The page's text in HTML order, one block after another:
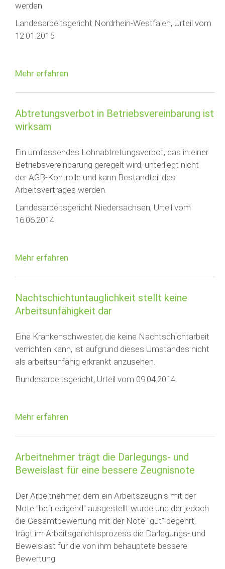
werden.
Landesarbeitsgericht Nordrhein-Westfalen, Urteil vom
12.01.2015
Mehr erfahren
Abtretungsverbot in Betriebsvereinbarung ist
wirksam
Ein umfassendes Lohnabtretungsverbot, das in einer
Betriebsvereinbarung geregelt wird, unterliegt nicht
der AGB-Kontrolle und kann Bestandteil des
Arbeitsvertrages werden.
Landesarbeitsgericht Niedersachsen, Urteil vom
16.06.2014
Mehr erfahren
Nachtschichtuntauglichkeit stellt keine
Arbeitsunfähigkeit dar
Eine Krankenschwester, die keine Nachtschichtarbeit
verrichten kann, ist aufgrund dieses Umstandes nicht
als arbeitsunfähig erkrankt anzusehen.
Bundesarbeitsgericht, Urteil vom 09.04.2014
Mehr erfahren
Arbeitnehmer trägt die Darlegungs- und
Beweislast für eine bessere Zeugnisnote
Der Arbeitnehmer, dem ein Arbeitszeugnis mit der
Note ''befriedigend'' ausgestellt wurde und der jedoch
die Gesamtbewertung mit der Note ''gut'' begehrt,
trägt im Arbeitsgerichtsprozess die Darlegungs- und
Beweislast für die von ihm behauptete bessere
Bewertung.